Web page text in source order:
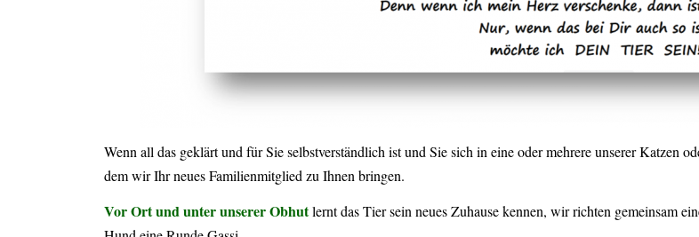
Wenn all das geklärt und für Sie selbstverständlich ist und Sie sich in eine oder mehrere unserer Katzen
dem wir Ihr neues Familienmitglied zu Ihnen bringen.
Vor Ort und unter unserer Obhutlernt das Tier sein neues Zuhause kennen, wir richten gemeinsam